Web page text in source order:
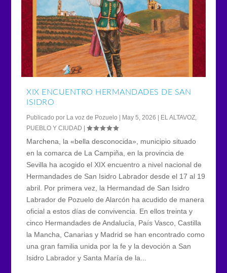
XIX ENCUENTRO HERMANDADES DE SAN
ISIDRO
Publicado por La voz de Pozuelo | May 5, 2026 | EL ALTAVOZ
PUEBLO Y CIUDAD |
Marchena, la «bella desconocida», municipio situado
en la comarca de La Campiña, en la provincia de
Sevilla ha acogido el XIX encuentro a nivel nacional de
Hermandades de San Isidro Labrador desde el 17 al 19
abril. Por primera vez, la Hermandad de San Isidro
Labrador de Pozuelo de Alarcón ha acudido de manera
oficial a estos días de convivencia. En ellos treinta y
cinco Hermandades de Andalucía, País Vasco, Castilla
la Mancha, Canarias y Madrid se han encontrado como
una gran familia unida por la fe y la devoción a San
Isidro Labrador y Santa María de la...